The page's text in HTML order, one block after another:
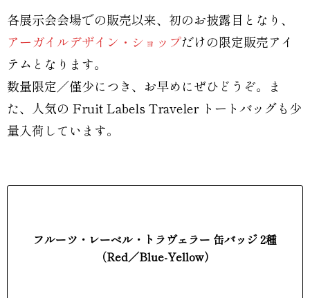
各展示会会場での販売以来、初のお披露目となり、
アーガイルデザイン・ショップだけの限定販売アイ
テムとなります。
数量限定／僅少につき、お早めにぜひどうぞ。ま
た、人気の Fruit Labels Traveler トートバッグも少
量入荷しています。
フルーツ・レーベル・トラヴェラー 缶バッジ 2種
（Red／Blue-Yellow）